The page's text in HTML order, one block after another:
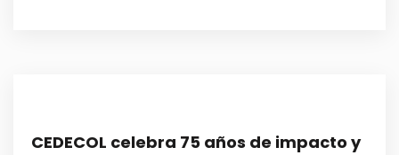
CEDECOL celebra 75 años de impacto y